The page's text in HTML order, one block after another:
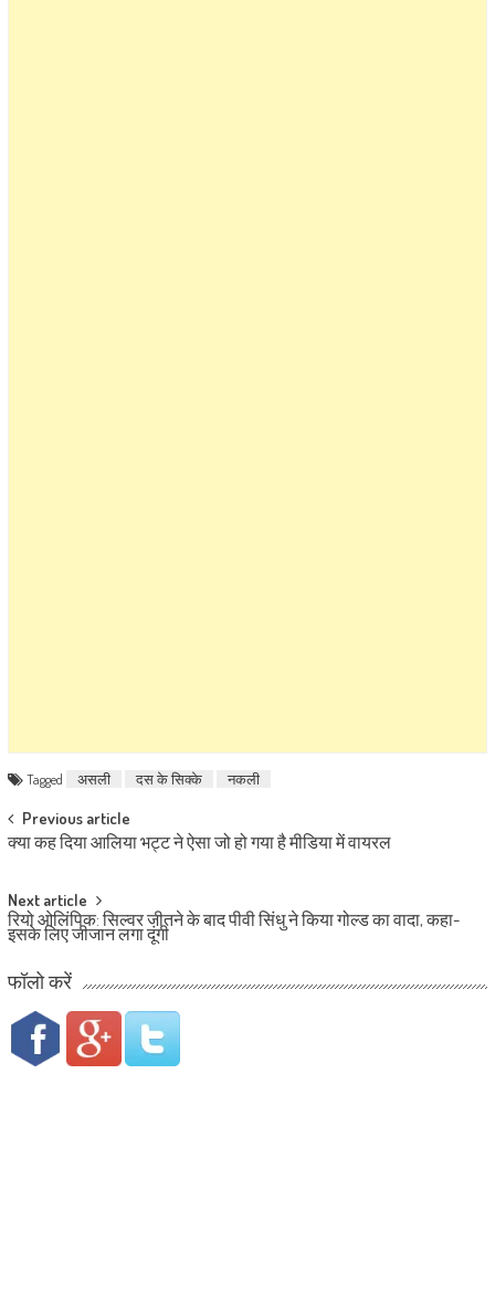
Tagged असली दस के सिक्के नकली
Post navigation
Previous article
क्या कह दिया आलिया भट्ट ने ऐसा जो हो गया है मीडिया में वायरल
Next article
रियो ओलिंपिक: सिल्वर जीतने के बाद पीवी सिंधु ने किया गोल्‍ड का वादा, कहा-
इसके लिए जीजान लगा दूंगी
फॉलो करें